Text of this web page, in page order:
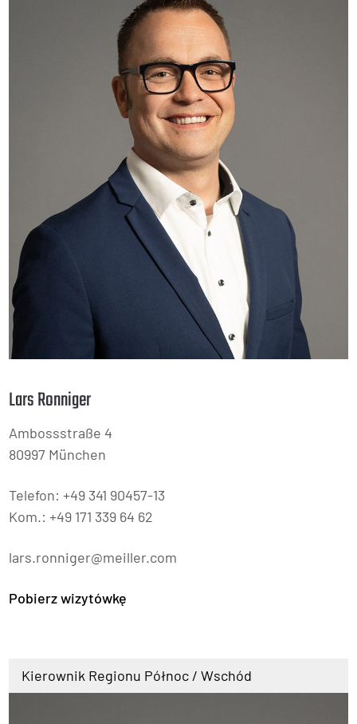
Lars Ronniger
Ambossstraße 4
80997 München
Telefon: +49 341 90457-13
Kom.: +49 171 339 64 62
lars.ronniger@meiller.com
Pobierz wizytówkę
Kierownik Regionu Północ / Wschód